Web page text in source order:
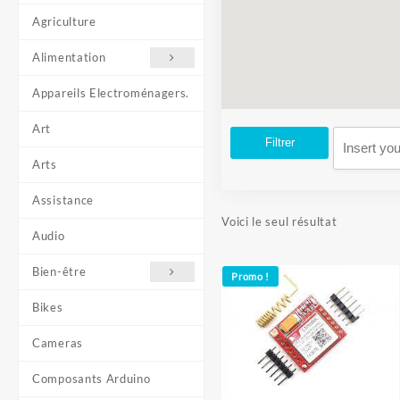
Agriculture
Alimentation
Appareils Electroménagers.
Art
Arts
Assistance
Audio
Bien-être
Bikes
Cameras
Composants Arduino
Filtrer
Voici le seul résultat
Promo !